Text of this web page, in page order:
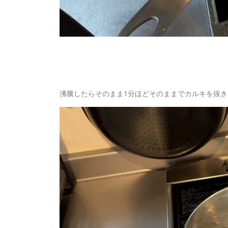
沸騰したらそのまま1分ほどそのままでカルキを抜